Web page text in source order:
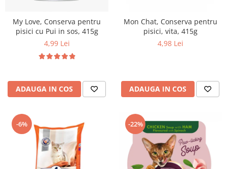
My Love, Conserva pentru
pisici cu Pui in sos, 415g
4,99 Lei
ADAUGA IN COS
Mon Chat, Conserva pentru
pisici, vita, 415g
4,98 Lei
ADAUGA IN COS
-6% -22%